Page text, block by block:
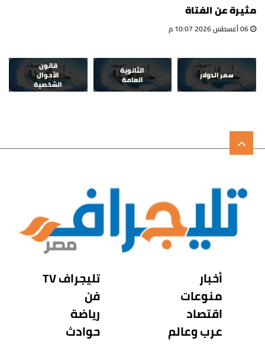
مثيرة عن الفتاة
سعر الدولار
الثانوية
العامة
قانون
الأحوال
الشخصية
أخبار
منوعات
اقتصاد
عرب وعالم
تليجراف TV
فن
رياضة
حوادث